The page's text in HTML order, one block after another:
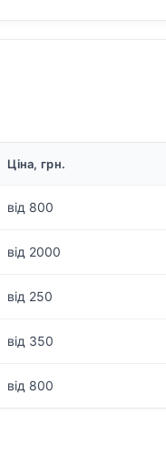
Ціна, грн.
від 800
від 2000
від 250
від 350
від 800